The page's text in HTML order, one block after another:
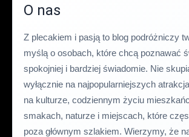
O nas
Z plecakiem i pasją to blog podróżniczy
myślą o osobach, które chcą poznawać
spokojniej i bardziej świadomie. Nie
wyłącznie na najpopularniejszych
na kulturze, codziennym życiu
smakach, naturze i miejscach, które
poza głównym szlakiem. Wierzymy, że